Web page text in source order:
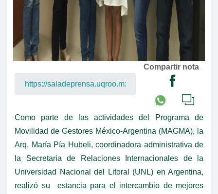
Compartir nota
Como parte de las actividades del Programa de
Movilidad de Gestores México-Argentina (MAGMA), la
Arq. María Pía Hubeli, coordinadora administrativa de
la Secretaria de Relaciones Internacionales de la
Universidad Nacional del Litoral (UNL) en Argentina,
realizó su estancia para el intercambio de mejores